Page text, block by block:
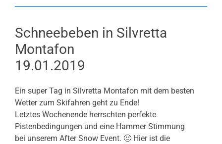
Schneebeben in Silvretta
Montafon
19.01.2019
Ein super Tag in Silvretta Montafon mit dem besten
Wetter zum Skifahren geht zu Ende!
Letztes Wochenende herrschten perfekte
Pistenbedingungen und eine Hammer Stimmung
bei unserem After Snow Event. 🙂 Hier ist die